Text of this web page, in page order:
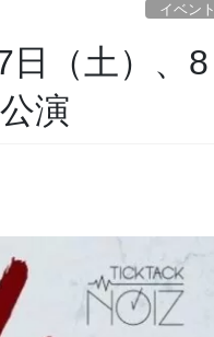
イベント
（土）、8
演